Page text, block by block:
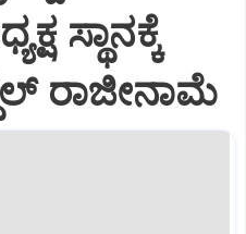
ಸ್ಥಾನಕ್ಕೆ
ರಾಜೀನಾಮೆ